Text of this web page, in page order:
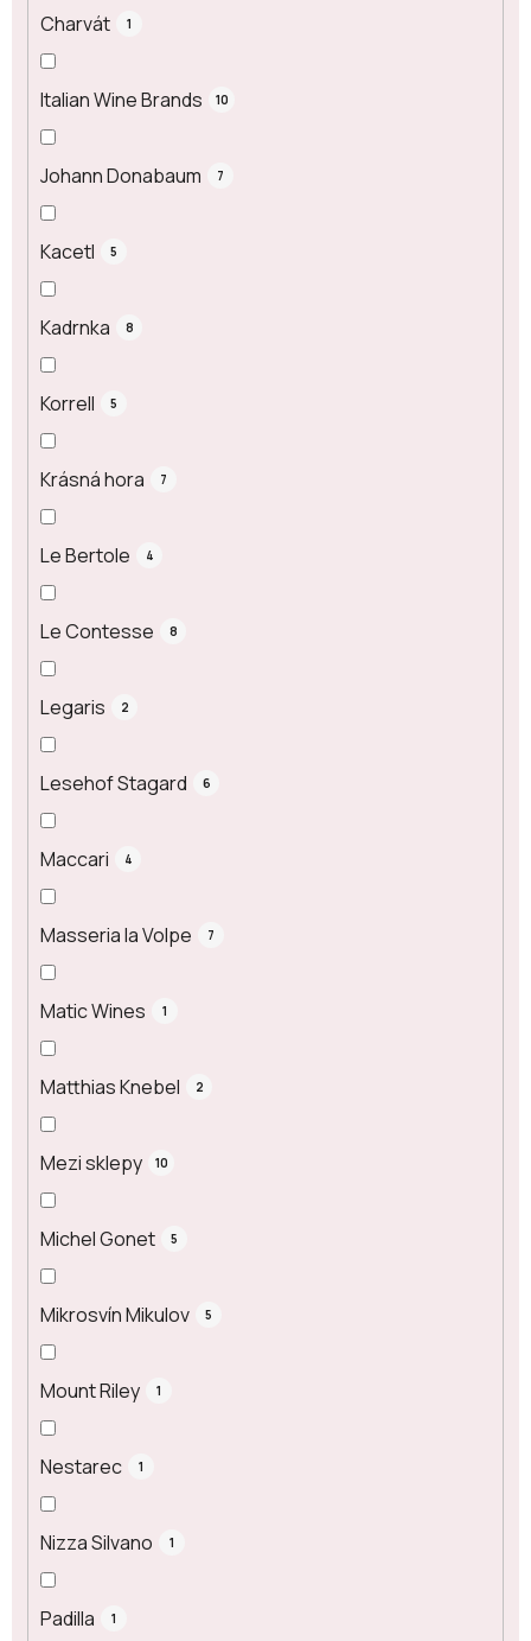
Charvát 1
Italian Wine Brands 10
Johann Donabaum 7
Kacetl 5
Kadrnka 8
Korrell 5
Krásná hora 7
Le Bertole 4
Le Contesse 8
Legaris 2
Lesehof Stagard 6
Maccari 4
Masseria la Volpe 7
Matic Wines 1
Matthias Knebel 2
Mezi sklepy 10
Michel Gonet 5
Mikrosvín Mikulov 5
Mount Riley 1
Nestarec 1
Nizza Silvano 1
Padilla 1